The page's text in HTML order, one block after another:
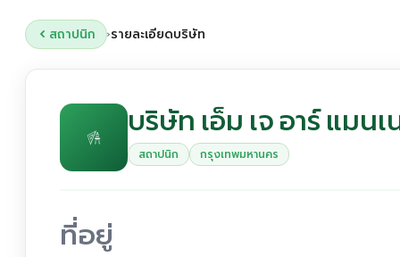
สถาปนิก ›รายละเอียดบริษัท
บริษัท เอ็ม เจ อาร์ แมน
สถาปนิก กรุงเทพมหานคร
ที่อยู่